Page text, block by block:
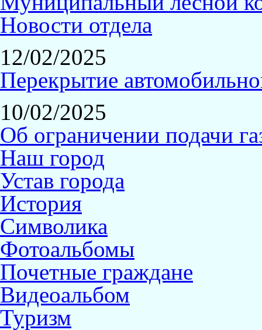
Новости отдела
12/02/2025
Перекрытие
10/02/2025
Об ограничении подачи
Наш город
Устав города
История
Символика
Фотоальбомы
Почетные граждане
Видеоальбом
Туризм